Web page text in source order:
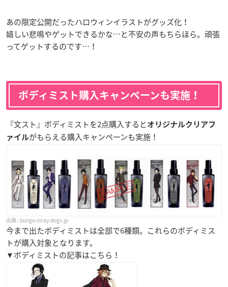
あの限定公開だったハロウィンイラストがグッズ化！
嬉しい悲鳴やゲットできるかな…と不安の声もちらほら。頑張
ってゲットするのです…！
ボディミスト購入キャンペーンも実施！
『文スト』ボディミストを2点購入すると オリジナルクリアフ
ァイルがもらえる購入キャンペーンも実施！
bungo-stray-dogs.jp
今まで出たボディミストは全部で6種類。これらのボディミス
トが購入対象となります。
▼ボディミストの記事はこちら！